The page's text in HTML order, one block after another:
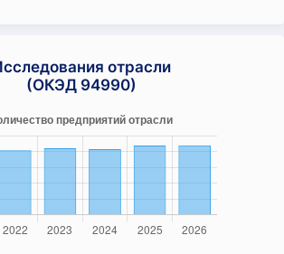
отрасли
(ОКЭД 94990)